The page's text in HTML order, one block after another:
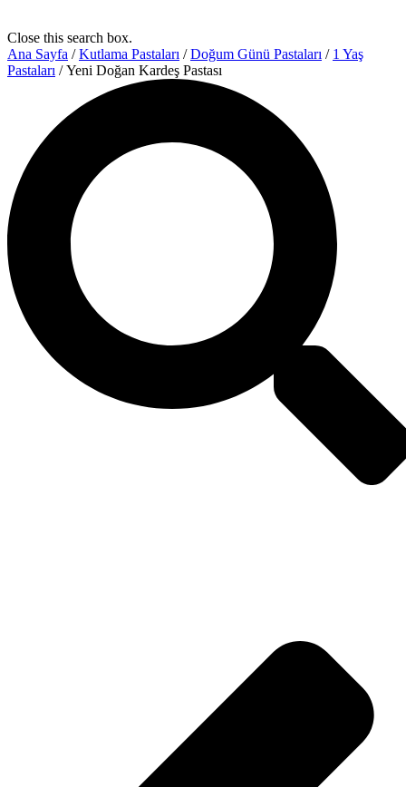
Close this search box.
Ana Sayfa /Kutlama Pastaları /Doğum Günü Pastaları / 1 Yaş
Pastaları / Yeni Doğan Kardeş Pastası